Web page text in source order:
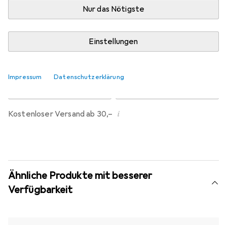
Nur das Nötigste
Einstellungen
Impressum Datenschutzerklärung
Benachrichtigen, wenn schneller verfügbar
Lieferort angeben für genaue Lieferzeit
Kostenloser Versand ab 30,– i
Ähnliche Produkte mit besserer
Verfügbarkeit